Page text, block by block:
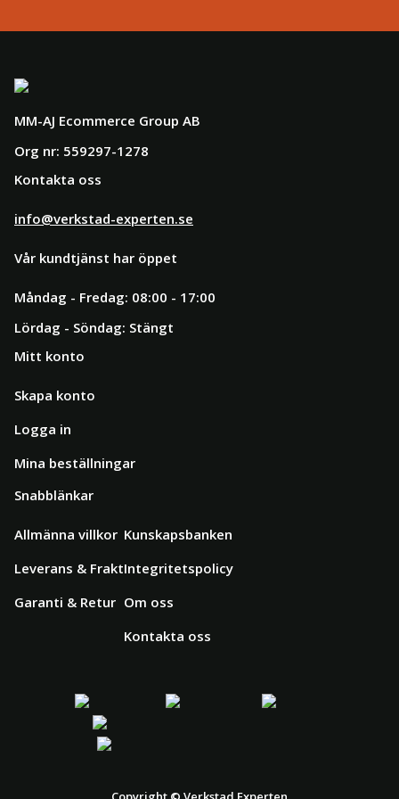
MM-AJ Ecommerce Group AB
Org nr: 559297-1278
Kontakta oss
info@verkstad-experten.se
Vår kundtjänst har öppet
Måndag - Fredag: 08:00 - 17:00
Lördag - Söndag: Stängt
Mitt konto
Skapa konto
Logga in
Mina beställningar
Snabblänkar
Allmänna villkor
Leverans & Frakt
Garanti & Retur
Kunskapsbanken
Integritetspolicy
Om oss
Kontakta oss